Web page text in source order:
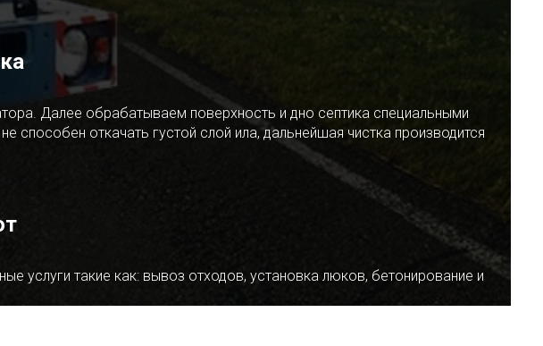
Далее обрабатываем поверхность и дно септика специальными
откачать густой слой ила, дальнейшая чистка производится
услуги такие как: вывоз отходов, установка люков, бетонирование и